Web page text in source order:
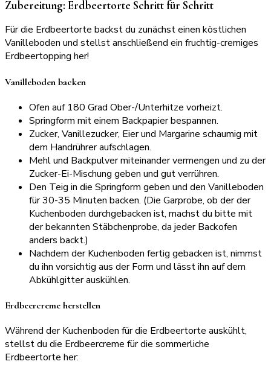
Zubereitung: Erdbeertorte Schritt für Schritt
Für die Erdbeertorte backst du zunächst einen köstlichen
Vanilleboden und stellst anschließend ein fruchtig-cremiges
Erdbeertopping her!
Vanilleboden backen
Ofen auf 180 Grad Ober-/Unterhitze vorheizt.
Springform mit einem Backpapier bespannen.
Zucker, Vanillezucker, Eier und Margarine schaumig mit
dem Handrührer aufschlagen.
Mehl und Backpulver miteinander vermengen und zu der
Zucker-Ei-Mischung geben und gut verrühren.
Den Teig in die Springform geben und den Vanilleboden
für 30-35 Minuten backen. (Die Garprobe, ob der der
Kuchenboden durchgebacken ist, machst du bitte mit
der bekannten Stäbchenprobe, da jeder Backofen
anders backt.)
Nachdem der Kuchenboden fertig gebacken ist, nimmst
du ihn vorsichtig aus der Form und lässt ihn auf dem
Abkühlgitter auskühlen.
Erdbeercreme herstellen
Während der Kuchenboden für die Erdbeertorte auskühlt,
stellst du die Erdbeercreme für die sommerliche
Erdbeertorte her: